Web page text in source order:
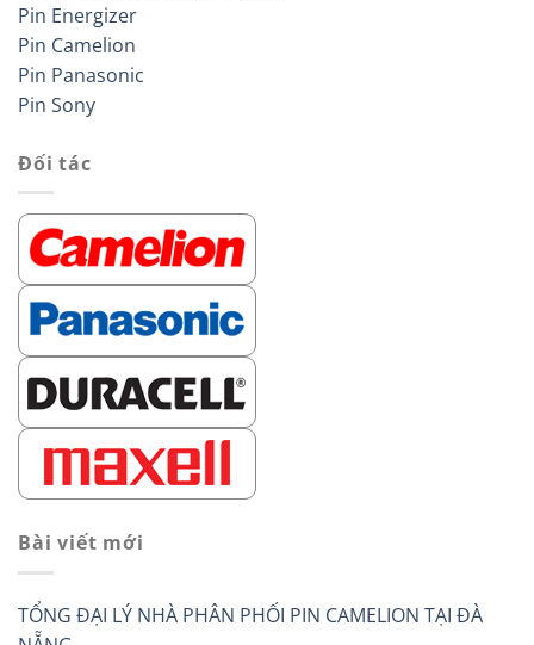
Pin Energizer
Pin Camelion
Pin Panasonic
Pin Sony
Đối tác
Bài viết mới
TỔNG ĐẠI LÝ NHÀ PHÂN PHỐI PIN CAMELION TẠI ĐÀ